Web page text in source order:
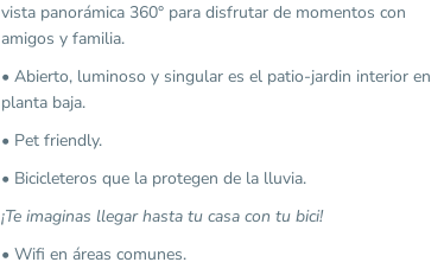
vista panorámica 360° para disfrutar de momentos con
amigos y familia.
• Abierto, luminoso y singular es el patio-jardin interior en
planta baja.
• Pet friendly.
• Bicicleteros que la protegen de la lluvia.
¡Te imaginas llegar hasta tu casa con tu bici!
• Wifi en áreas comunes.